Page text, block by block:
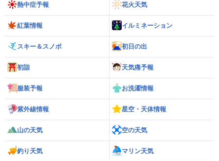
熱中症予報 花火天気
紅葉情報 イルミネーション
スキー＆スノボ 初日の出
初詣 天気痛予報
服装予報 お洗濯情報
紫外線情報 星空・天体情報
山の天気 空の天気
釣り天気 マリン天気